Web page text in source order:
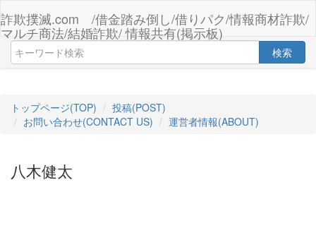
詐欺撲滅.com /借金踏み倒し/借りパク/情報商材詐欺/
マルチ商法/結婚詐欺/ 情報共有(掲示板)
検索
トップページ(TOP)
投稿(POST)
お問い合わせ(CONTACT US)
運営者情報(ABOUT)
八木健太